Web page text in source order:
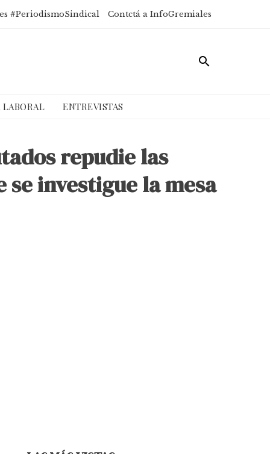
#PeriodismoSindical Contctá a InfoGremiales
LABORAL ENTREVISTAS
repudie las
investigue la mesa